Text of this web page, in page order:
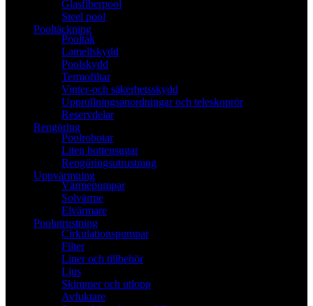
Glasfiberpool
Steel pool
Pooltäckning
Pooltak
Lamellskydd
Poolskydd
Termofiltar
Vinter-och säkerhetsskydd
Upprullningsanordningar och teleskoprör
Reservdelar
Rengöring
Poolrobotar
Liten bottensugar
Rengöringsutrustning
Uppvärmning
Värmepumpar
Solvärme
Elvärmare
Poolutrustning
Cirkulationspumpar
Filter
Liner och tillbehör
Ljus
Skimmer och utlopp
Avfuktare